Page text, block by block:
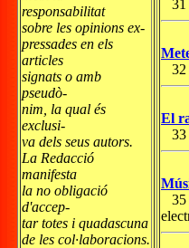
responsabilitat
sobre les opinions ex-
pressades en els
articles
signats o amb
pseudò-
nim, la qual és
exclusi-
va dels seus autors.
La Redacció
manifesta
la no obligació
d'accep-
tar totes i quadascuna
de les col·laboracions.
31
32
El
33
35